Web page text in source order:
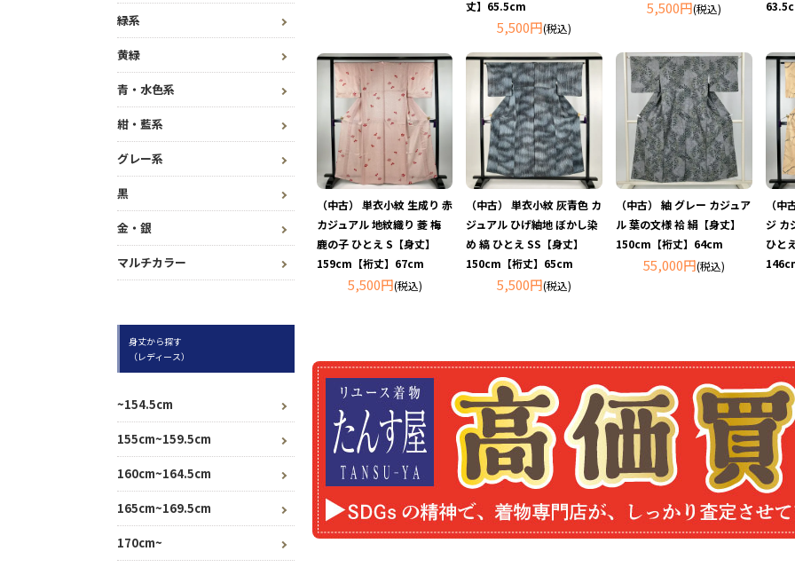
緑系
黄緑
青・水色系
紺・藍系
グレー系
黒
金・銀
マルチカラー
身丈から探す
（レディース）
~154.5cm
155cm~159.5cm
160cm~164.5cm
165cm~169.5cm
170cm~
丈】65.5cm
5,500円(税込)
5,500円(税込)
（中古） 単衣小紋 生成り 赤
カジュアル 地紋織り 菱 梅
鹿の子 ひとえ S【身丈】
159cm【裄丈】67cm
5,500円(税込)
（中古） 単衣小紋 灰青色 カ
ジュアル ひげ紬地 ぼかし染
め 縞 ひとえ SS【身丈】
150cm【裄丈】65cm
5,500円(税込)
（中古） 紬 グレー カジュア
ル 葉の文様 袷 絹【身丈】
150cm【裄丈】64cm
55,000円(税込)
（
ジ カ
ひと